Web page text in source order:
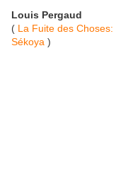
Louis Pergaud
( La Fuite des Choses:
Sékoya )